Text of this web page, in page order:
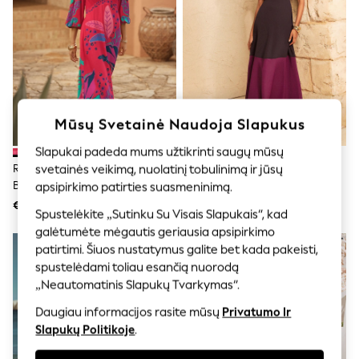
Shorts
Joggers
adidas
Nike
All Girls Schoolwear
Shoes
Dresses
Skirts
Polo Shirts
Sweatshirts
Cardigans
Underwear
Socks & Tights
Multipacks
All Girls Sports & Swimwear
Trainers & Pumps
Swimwear
Tops
Leggings
Shorts
Joggers
Raudona - „Love & Roses“
Balioninių Rankovių V Formos
Iškirpte Ir Braziliško Rašto Midi
Suknelė
€87
Love & Roses Pritaikyta Spalvų
Blokų Stiliaus Trumpomis
Suknelė
Mūsų Svetainė Naudoja Slapukus
Slapukai padeda mums užtikrinti saugų mūsų
svetainės veikimą, nuolatinį tobulinimą ir jūsų
apsipirkimo patirties suasmeninimą.
Spustelėkite „Sutinku Su Visais Slapukais“, kad
galėtumėte mėgautis geriausia apsipirkimo
patirtimi. Šiuos nustatymus galite bet kada pakeisti,
spustelėdami toliau esančią nuorodą
„Neautomatinis Slapukų Tvarkymas“.
Daugiau informacijos rasite mūsų Privatumo Ir
Slapukų Politikoje.